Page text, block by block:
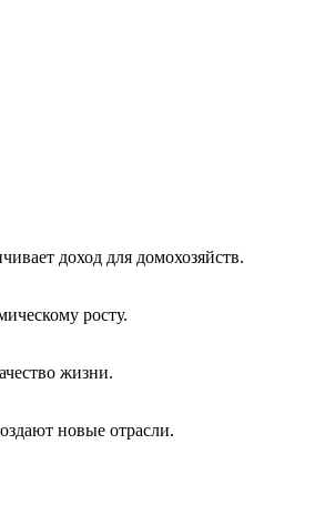
доход для домохозяйств.
росту.
жизни.
новые отрасли.